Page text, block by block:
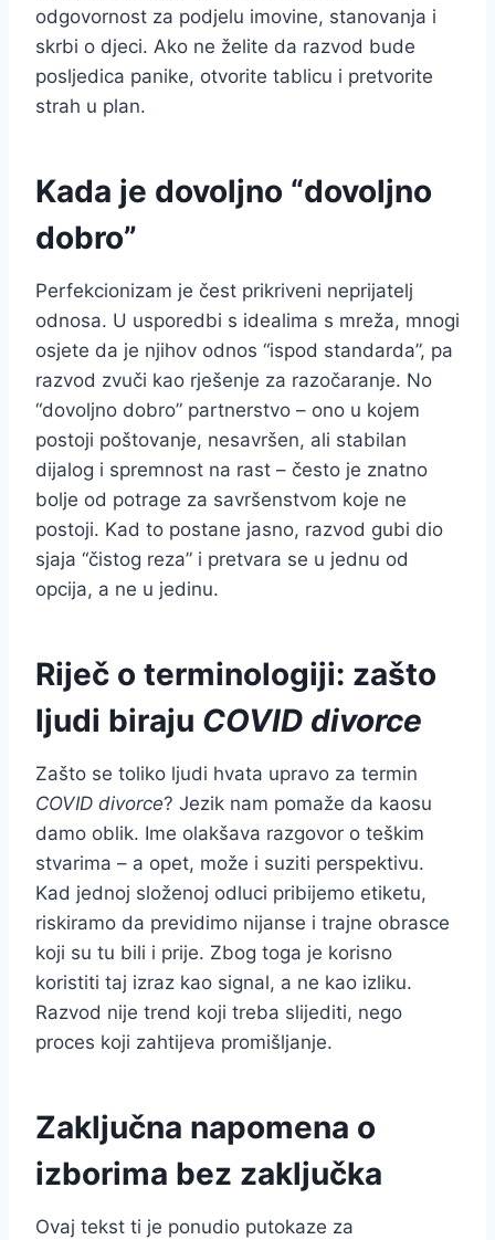
odgovornost za podjelu imovine, stanovanja i
skrbi o djeci. Ako ne želite da razvod bude
posljedica panike, otvorite tablicu i pretvorite
strah u plan.
Kada je dovoljno “dovoljno
dobro”
Perfekcionizam je čest prikriveni neprijatelj
odnosa. U usporedbi s idealima s mreža, mnogi
osjete da je njihov odnos “ispod standarda”, pa
razvod zvuči kao rješenje za razočaranje. No
“dovoljno dobro” partnerstvo – ono u kojem
postoji poštovanje, nesavršen, ali stabilan
dijalog i spremnost na rast – često je znatno
bolje od potrage za savršenstvom koje ne
postoji. Kad to postane jasno, razvod gubi dio
sjaja “čistog reza” i pretvara se u jednu od
opcija, a ne u jedinu.
Riječ o terminologiji: zašto
ljudi biraju COVID divorce
Zašto se toliko ljudi hvata upravo za termin
COVID divorce? Jezik nam pomaže da kaosu
damo oblik. Ime olakšava razgovor o teškim
stvarima – a opet, može i suziti perspektivu.
Kad jednoj složenoj odluci pribijemo etiketu,
riskiramo da previdimo nijanse i trajne obrasce
koji su tu bili i prije. Zbog toga je korisno
koristiti taj izraz kao signal, a ne kao izliku.
Razvod nije trend koji treba slijediti, nego
proces koji zahtijeva promišljanje.
Zaključna napomena o
izborima bez zaključka
Ovaj tekst ti je ponudio putokaze za